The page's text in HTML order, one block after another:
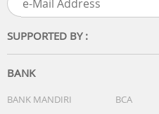
Konektivitas
Bluetooth
Sensor
Garmin Elevate Wrist
Pulse Ox Blood Oxygen
Ambient Light Sensor
SUPPORTED BY :
BANK
BANK MANDIRI BCA